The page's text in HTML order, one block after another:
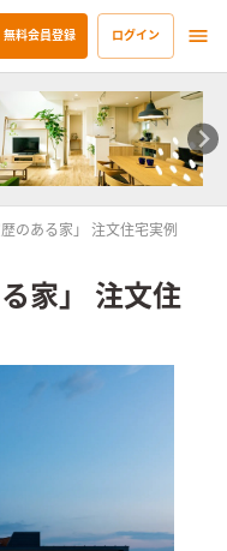
無料会員登録 ログイン
のある家」 注文住宅実例
家」 注文住